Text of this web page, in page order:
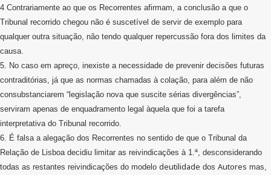
4 Contrariamente ao que os Recorrentes afirmam, a conclusão a que o
Tribunal recorrido chegou não é suscetível de servir de exemplo para
qualquer outra situação, não tendo qualquer repercussão fora dos limites da
causa.
5. No caso em apreço, inexiste a necessidade de prevenir decisões futuras
contraditórias, já que as normas chamadas à colação, para além de não
consubstanciarem “legislação nova que suscite sérias divergências”,
serviram apenas de enquadramento legal àquela que foi a tarefa
interpretativa do Tribunal recorrido.
6. É falsa a alegação dos Recorrentes no sentido de que o Tribunal da
Relação de Lisboa decidiu limitar as reivindicações à 1.ª, desconsiderando
todas as restantes reivindicações do modelo deutilidade dos Autores mas,